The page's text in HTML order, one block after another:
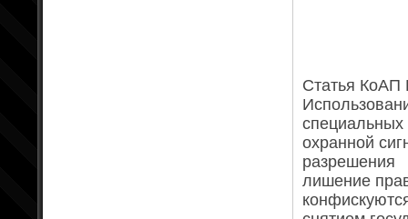
Статья КоАП
специальных
охранной
разрешения
лишение